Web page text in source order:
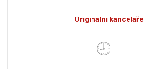
Originální kanceláře